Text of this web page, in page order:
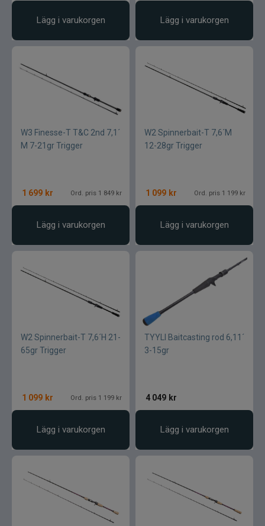
Lägg i varukorgen Lägg i varukorgen
W3 Finesse-T T&C 2nd 7,1´
M 7-21gr Trigger
1 699 kr Ord. pris 1 849 kr
Lägg i varukorgen
W2 Spinnerbait-T 7,6´M
12-28gr Trigger
1 099 kr Ord. pris 1 199 kr
Lägg i varukorgen
W2 Spinnerbait-T 7,6´H 21-
65gr Trigger
1 099 kr Ord. pris 1 199 kr
Lägg i varukorgen
TYYLI Baitcasting rod 6,11´
3-15gr
4 049 kr
Lägg i varukorgen